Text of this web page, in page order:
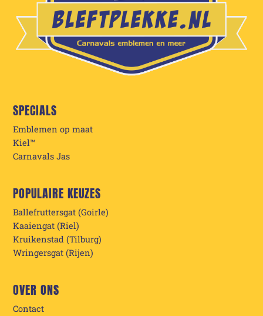
SPECIALS
Emblemen op maat
Kiel™
Carnavals Jas
POPULAIRE KEUZES
Ballefruttersgat (Goirle)
Kaaiengat (Riel)
Kruikenstad (Tilburg)
Wringersgat (Rijen)
OVER ONS
Contact